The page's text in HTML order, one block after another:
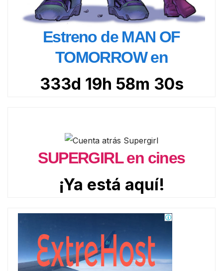
Estreno de MAN OF
TOMORROW en
333d 19h 58m 29s
SUPERGIRL en cines
¡Ya está aquí!